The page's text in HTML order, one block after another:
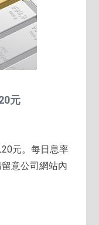
元
元。每日息率
意公司網站內